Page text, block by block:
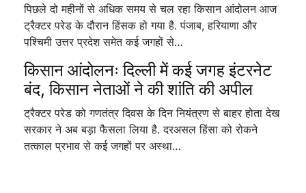
पिछले दो महीनों से अधिक समय से चल रहा किसान आंदोलन आज
ट्रैक्टर परेड के दौरान हिंसक हो गया है. पंजाब, हरियाणा और
पश्चिमी उत्तर प्रदेश समेत कई जगहों से…
किसान आंदोलनः दिल्ली में कई जगह इंटरनेट
बंद, किसान नेताओं ने की शांति की अपील
ट्रैक्टर परेड को गणतंत्र दिवस के दिन नियंत्रण से बाहर होता देख
सरकार ने अब बड़ा फैसला लिया है. दरअसल हिंसा को रोकने
तत्काल प्रभाव से कई जगहों पर अस्था…